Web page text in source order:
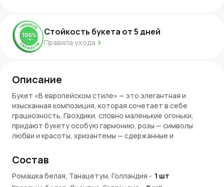
Стойкость букета от5 дней
Правила ухода
Описание
Букет «В европейском стиле» — это элегантная и
изысканная композиция, которая сочетает в себе
грациозность. Гвоздики, словно маленькие огоньки,
придают букету особую гармонию, розы — символы
любви и красоты, хризантемы — сдержанные и
простоты и искренности, создают атмосферу
спокойствия и радости. Этот букет как отражение
европейской культуры — изысканный, но в то же время
Состав
Ромашка белая, Танацетум, Голландия - 1 шт